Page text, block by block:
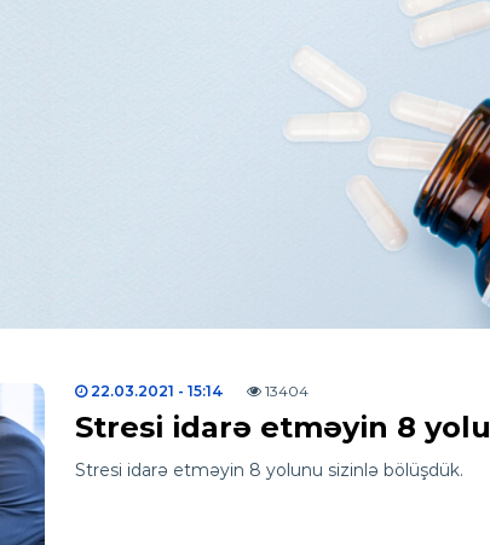
22.03.2021 - 15:14 13404
Stresi idarə etməyin 8 yolu
Stresi idarə etməyin 8 yolunu sizinlə bölüşdük.